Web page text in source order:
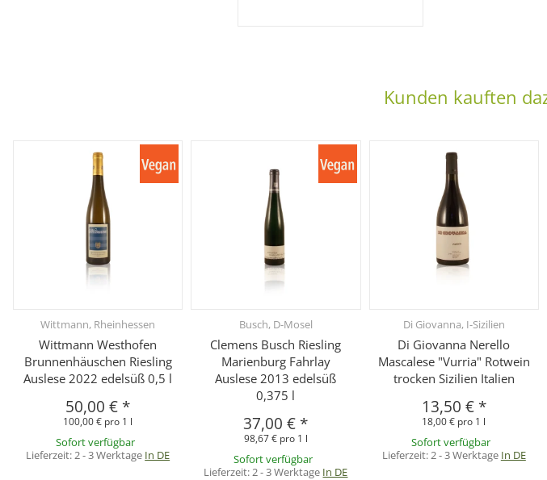
Kunden kauften
Wittmann, Rheinhessen
Wittmann Westhofen
Brunnenhäuschen Riesling
Auslese 2022 edelsüß 0,5 l
50,00 € *
100,00 € pro 1 l
Sofort verfügbar
Lieferzeit:2 - 3 Werktage In DE
Busch, D-Mosel
Clemens Busch Riesling
Marienburg Fahrlay
Auslese 2013 edelsüß
0,375 l
37,00 € *
98,67 € pro 1 l
Sofort verfügbar
Lieferzeit:2 - 3 Werktage In DE
Di Giovanna, I-Sizilien
Di Giovanna Nerello
Mascalese "Vurria" Rotwein
trocken Sizilien Italien
13,50 € *
18,00 € pro 1 l
Sofort verfügbar
Lieferzeit:2 - 3 Werktage In DE